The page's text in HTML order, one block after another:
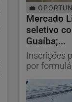
💼
Mercado
seletivo
Guaíba;...
Inscrições
por